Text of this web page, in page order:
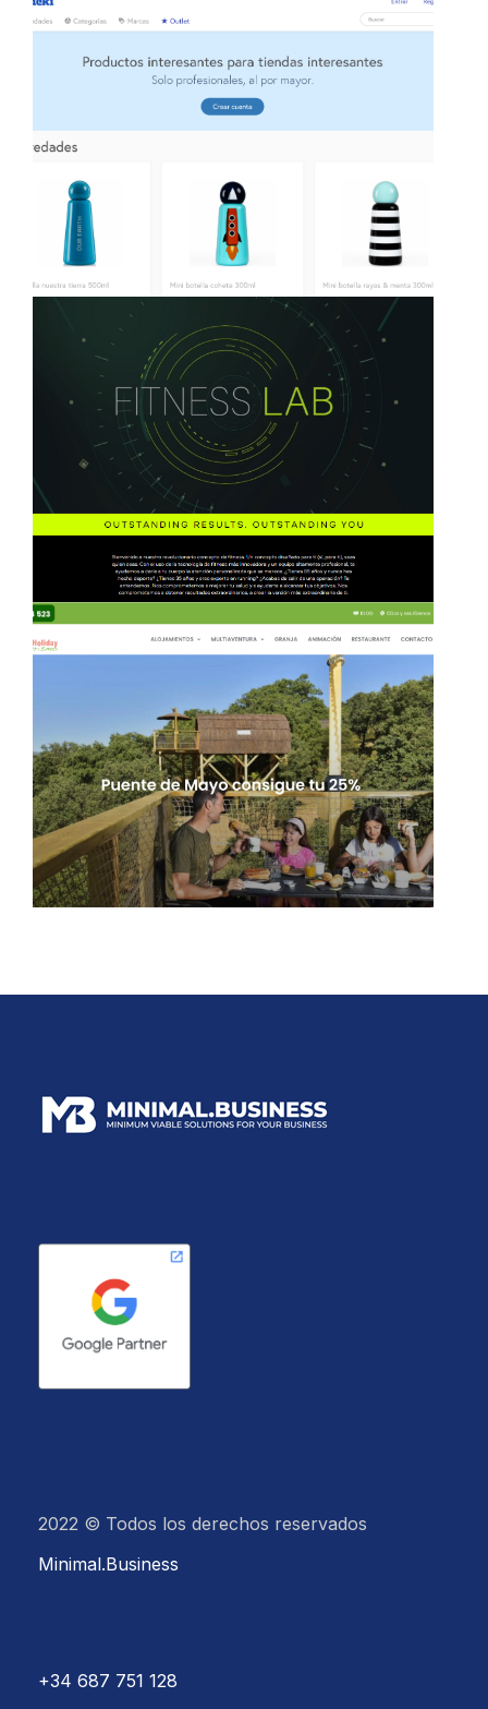
Madeki
Plataforma de distribución de productos
B2B sencilla y simplificada según las
necesidades del mercado
Fitness Lab
Aprovecha Fitness Lab y su
Revolucionario concepto de Fitness.
Mejora tu salud y alcanza tus objetivos
en tu Centro de Fitness en Madrid.
Monte Holiday
Ecoturismo
Un Alojamiento turístico de referencia
con una estrategia de marketing
trabajada desde el cariño
2022 © Todos los derechos reservados
Minimal.Business
+34 687 751 128